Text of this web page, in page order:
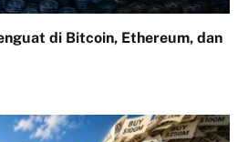
di Bitcoin, Ethereum, dan